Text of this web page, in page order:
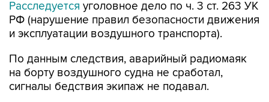
и эксплуатации воздушного транспорта).
По данным следствия, аварийный радиомаяк
сигналы бедствия экипаж не подавал.
Следствие рассматривает три основные